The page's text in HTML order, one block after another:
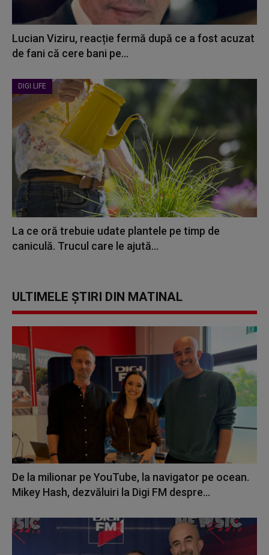
Lucian Viziru, reacție fermă după ce a fost acuzat
de fani că cere bani pe...
DIGI LIFE
La ce oră trebuie udate plantele pe timp de
caniculă. Trucul care le ajută...
ULTIMELE ȘTIRI DIN MATINAL
De la milionar pe YouTube, la navigator pe ocean.
Mikey Hash, dezvăluiri la Digi FM despre...